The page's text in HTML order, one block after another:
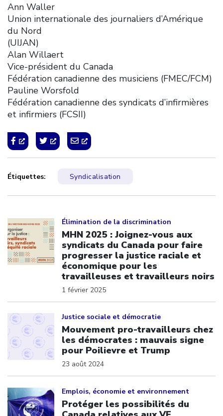
Ann Waller
Union internationale des journaliers d’Amérique
du Nord
(UIJAN)
Alan Willaert
Vice-président du Canada
Fédération canadienne des musiciens (FMEC/FCM)
Pauline Worsfold
Fédération canadienne des syndicats d’infirmières
et infirmiers (FCSII)
Étiquettes: Syndicalisation
Élimination de la discrimination
MHN 2025 : Joignez-vous aux
syndicats du Canada pour faire
progresser la justice raciale et
économique pour les
travailleuses et travailleurs noirs
1 février 2025
Justice sociale et démocratie
Mouvement pro-travailleurs chez
les démocrates : mauvais signe
pour Poilievre et Trump
23 août 2024
Emplois, économie et environnement
Protéger les possibilités du